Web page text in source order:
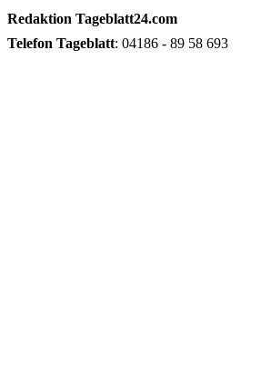
Redaktion Tageblatt24.com
Telefon Tageblatt: 04186 - 89 58 693